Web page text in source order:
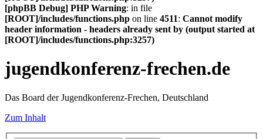
[phpBB Debug] PHP Warning: in file
[ROOT]/includes/functions.php on line 4511: Cannot modify
header information - headers already sent by (output started at
[ROOT]/includes/functions.php:3257)
jugendkonferenz-frechen.de
Das Board der Jugendkonferenz-Frechen, Deutschland
Zum Inhalt